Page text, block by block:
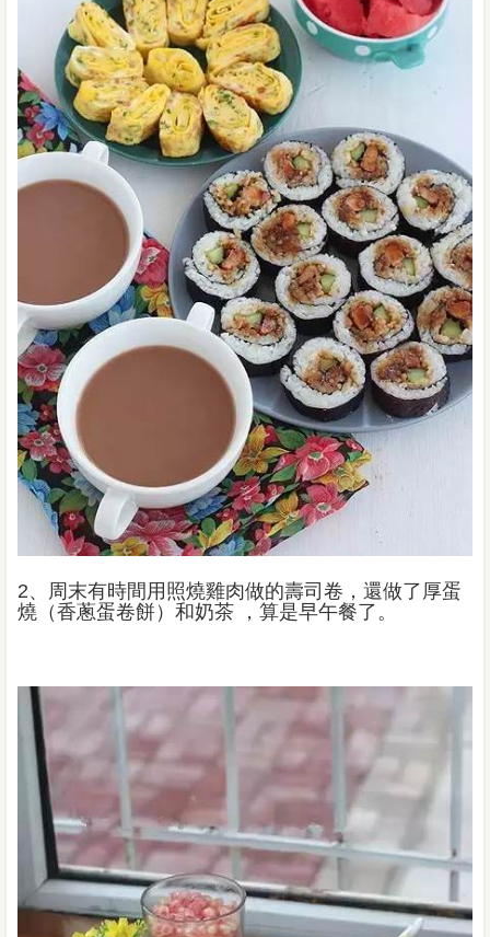
2、周末有時間用照燒雞肉做的壽司卷，還做了厚蛋
燒（香蔥蛋卷餅）和奶茶 ，算是早午餐了。